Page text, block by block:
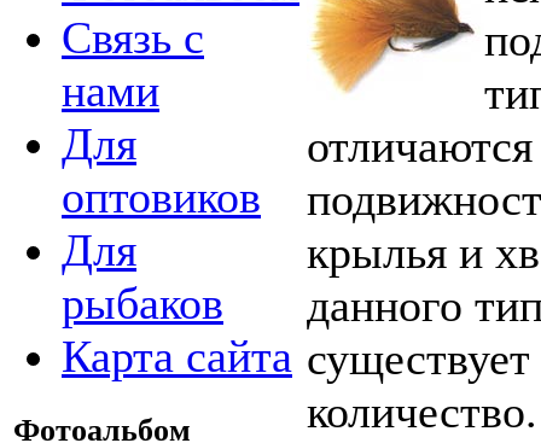
Связь с
нами
Для
оптовиков
Для
рыбаков
Карта сайта
Фотоальбом
крылья и
данного